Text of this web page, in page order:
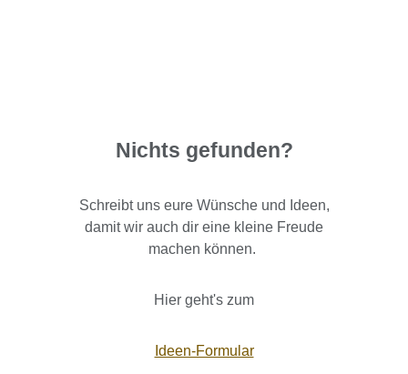
Nichts gefunden?
Schreibt uns eure Wünsche und Ideen,
damit wir auch dir eine kleine Freude
machen können.
Hier geht's zum
Ideen-Formular